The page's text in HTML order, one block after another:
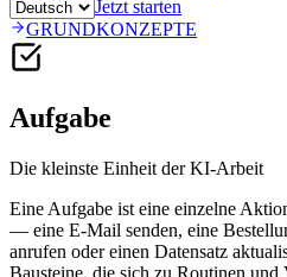
Jetzt starten
GRUNDKONZEPTE
Aufgabe
Die kleinste Einheit der KI-Arbeit
Eine Aufgabe ist eine einzelne
— eine E-Mail senden, eine
anrufen oder einen Datensatz
Bausteine, die sich zu Routinen und